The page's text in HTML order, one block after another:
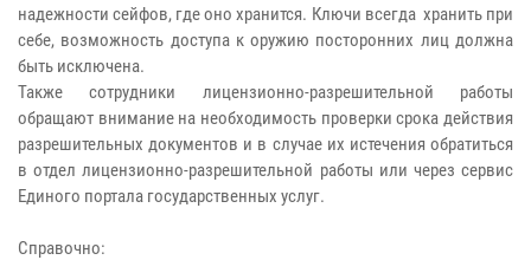
надежности сейфов, где оно хранится. Ключи всегда хранить при
себе, возможность доступа к оружию посторонних лиц должна
быть исключена.
Также сотрудники лицензионно-разрешительной работы
обращают внимание на необходимость проверки срока действия
разрешительных документов и в случае их истечения обратиться
в отдел лицензионно-разрешительной работы или через сервис
Единого портала государственных услуг.
Справочно: